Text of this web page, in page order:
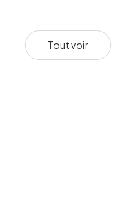
Tout voir